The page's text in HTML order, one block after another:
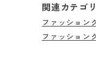
関連カテゴ
ファッション
ファッション